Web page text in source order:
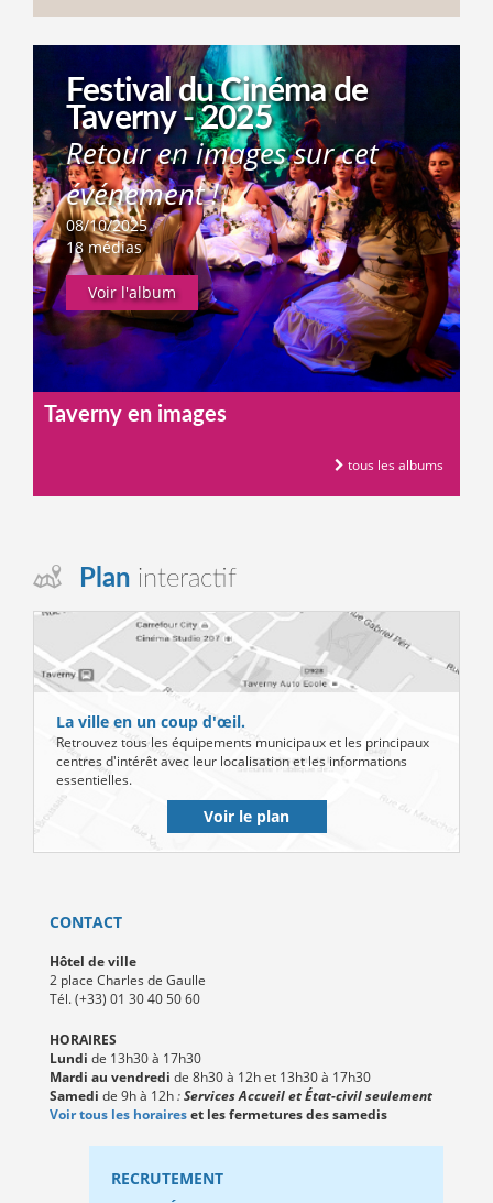
Festival du Cinéma de
Taverny - 2025
Retour en images sur cet
événement !
08/10/2025
18 médias
Voir l'album
Taverny en images
tous les albums
Plan interactif
La ville en un coup d'œil.
Retrouvez tous les équipements municipaux et les principaux
centres d'intérêt avec leur localisation et les informations
essentielles.
Voir le plan
CONTACT
Hôtel de ville
2 place Charles de Gaulle
Tél. (+33) 01 30 40 50 60
HORAIRES
Lundi de 13h30 à 17h30
Mardi au vendredi de 8h30 à 12h et 13h30 à 17h30
Samedi de 9h à 12h:Services Accueil et État-civil seulement
Voir tous les horaireset les fermetures des samedis
RECRUTEMENT